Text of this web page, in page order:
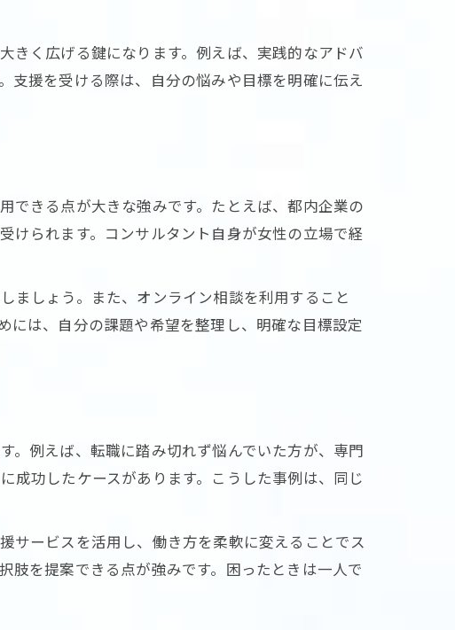
歩
は
援
きく広げる鍵になります。例えば、実践的なアドバ
支援を受ける際は、自分の悩みや目標を明確に伝え
できる点が大きな強みです。たとえば、都内企業の
けられます。コンサルタント自身が女性の立場で経
ましょう。また、オンライン相談を利用すること
には、自分の課題や希望を整理し、明確な目標設定
。例えば、転職に踏み切れず悩んでいた方が、専門
成功したケースがあります。こうした事例は、同じ
サービスを活用し、働き方を柔軟に変えることでス
肢を提案できる点が強みです。困ったときは一人で